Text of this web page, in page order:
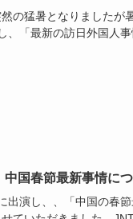
の猛暑となりましたが
、「最新の訪日外国人
国春節最新事情に
出演し、、「中国の春